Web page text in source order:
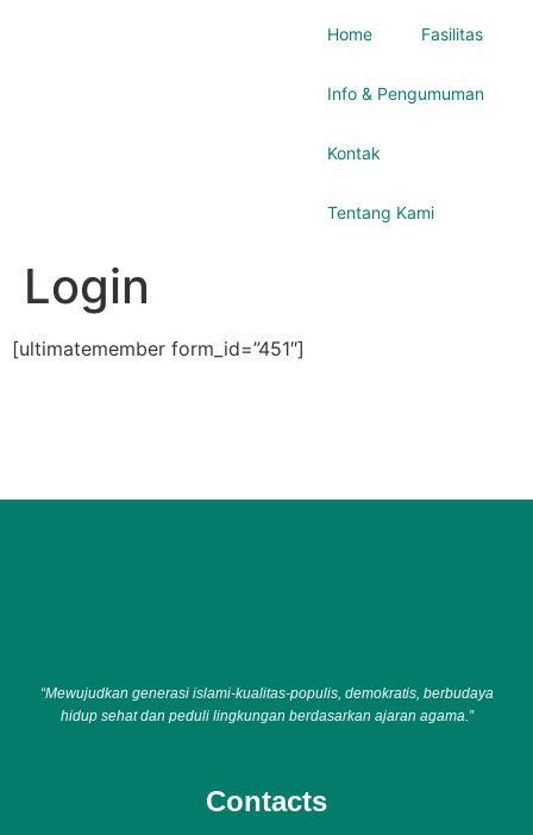
Home Fasilitas
Info & Pengumuman
Kontak
Tentang Kami
Login
[ultimatemember form_id=”451″]
“Mewujudkan generasi islami-kualitas-populis, demokratis, berbudaya
hidup sehat dan peduli lingkungan berdasarkan ajaran agama.”
Contacts